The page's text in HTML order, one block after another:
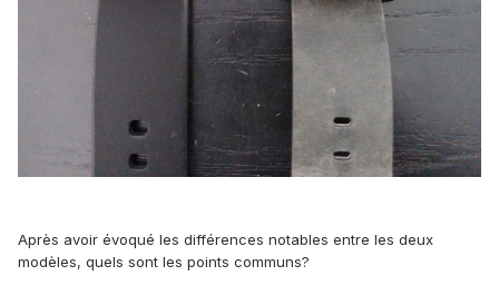
Après avoir évoqué les différences notables entre les deux
modèles, quels sont les points communs?